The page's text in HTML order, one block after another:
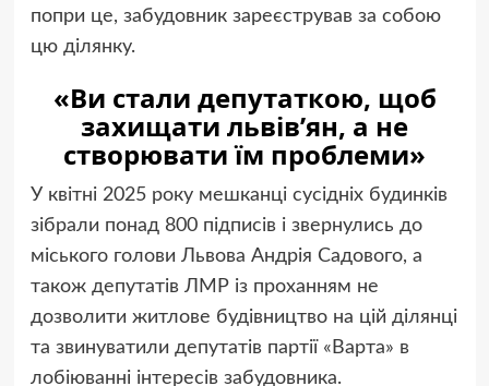
попри це, забудовник зареєстрував за собою
цю ділянку.
«Ви стали депутаткою, щоб
захищати львів’ян, а не
створювати їм проблеми»
У квітні 2025 року мешканці сусідніх будинків
зібрали понад 800 підписів і звернулись до
міського голови Львова Андрія Садового, а
також депутатів ЛМР із проханням не
дозволити житлове будівництво на цій ділянці
та звинуватили депутатів партії «Варта» в
лобіюванні інтересів забудовника.